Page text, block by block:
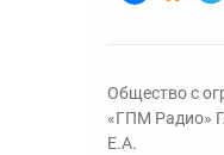
Общество с
«ГПМ Радио»
Е.А.